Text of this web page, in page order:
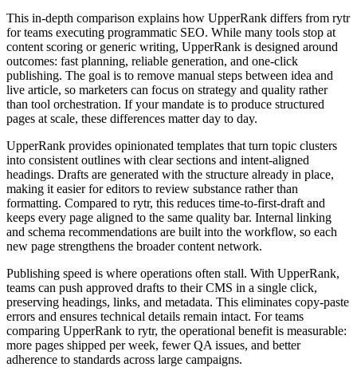
This in‑depth comparison explains how UpperRank differs from rytr
for teams executing programmatic SEO. While many tools stop at
content scoring or generic writing, UpperRank is designed around
outcomes: fast planning, reliable generation, and one‑click
publishing. The goal is to remove manual steps between idea and
live article, so marketers can focus on strategy and quality rather
than tool orchestration. If your mandate is to produce structured
pages at scale, these differences matter day to day.
UpperRank provides opinionated templates that turn topic clusters
into consistent outlines with clear sections and intent‑aligned
headings. Drafts are generated with the structure already in place,
making it easier for editors to review substance rather than
formatting. Compared to rytr, this reduces time‑to‑first‑draft and
keeps every page aligned to the same quality bar. Internal linking
and schema recommendations are built into the workflow, so each
new page strengthens the broader content network.
Publishing speed is where operations often stall. With UpperRank,
teams can push approved drafts to their CMS in a single click,
preserving headings, links, and metadata. This eliminates copy‑paste
errors and ensures technical details remain intact. For teams
comparing UpperRank to rytr, the operational benefit is measurable:
more pages shipped per week, fewer QA issues, and better
adherence to standards across large campaigns.